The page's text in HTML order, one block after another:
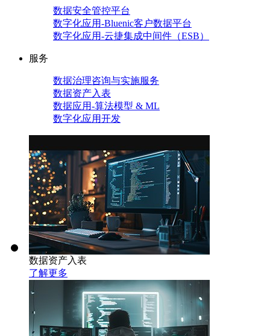
数据安全管控平台
数字化应用-Bluenic客户数据平台
数字化应用-云捷集成中间件（ESB）
服务
数据治理咨询与实施服务
数据资产入表
数据应用-算法模型 & ML
数字化应用开发
数据资产入表
了解更多